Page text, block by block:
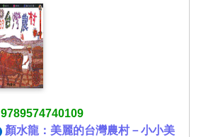
9789574740109
顏水龍：美麗的台灣農村－小小美